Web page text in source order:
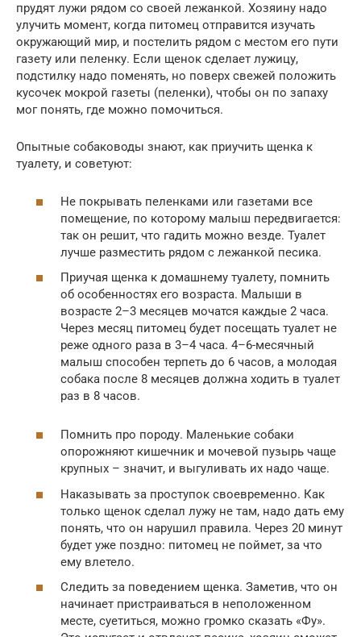
прудят лужи рядом со своей лежанкой. Хозяину надо
улучить момент, когда питомец отправится изучать
окружающий мир, и постелить рядом с местом его пути
газету или пеленку. Если щенок сделает лужицу,
подстилку надо поменять, но поверх свежей положить
кусочек мокрой газеты (пеленки), чтобы он по запаху
мог понять, где можно помочиться.
Опытные собаководы знают, как приучить щенка к
туалету, и советуют:
Не покрывать пеленками или газетами все
помещение, по которому малыш передвигается:
так он решит, что гадить можно везде. Туалет
лучше разместить рядом с лежанкой песика.
Приучая щенка к домашнему туалету, помнить
об особенностях его возраста. Малыши в
возрасте 2–3 месяцев мочатся каждые 2 часа.
Через месяц питомец будет посещать туалет не
реже одного раза в 3–4 часа. 4–6-месячный
малыш способен терпеть до 6 часов, а молодая
собака после 8 месяцев должна ходить в туалет
раз в 8 часов.
Помнить про породу. Маленькие собаки
опорожняют кишечник и мочевой пузырь чаще
крупных – значит, и выгуливать их надо чаще.
Наказывать за проступок своевременно. Как
только щенок сделал лужу не там, надо дать ему
понять, что он нарушил правила. Через 20 минут
будет уже поздно: питомец не поймет, за что
ему влетело.
Следить за поведением щенка. Заметив, что он
начинает пристраиваться в неположенном
месте, суетиться, можно громко сказать «Фу».